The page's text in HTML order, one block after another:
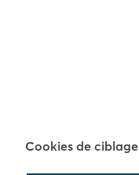
Cookies de ciblage